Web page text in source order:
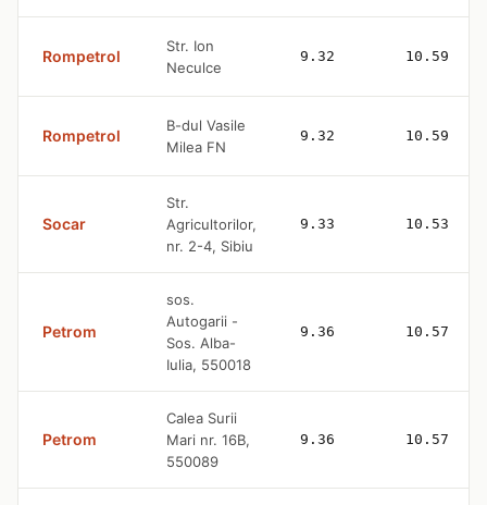
Rompetrol
Str. Ion
Neculce
9.32 10.59
Rompetrol
B-dul Vasile
Milea FN
9.32 10.59
Socar
Str.
Agricultorilor,
nr. 2-4, Sibiu
9.33 10.53
Petrom
sos.
Autogarii -
Sos. Alba-
Iulia, 550018
9.36 10.57
Petrom
Calea Surii
Mari nr. 16B,
550089
9.36 10.57